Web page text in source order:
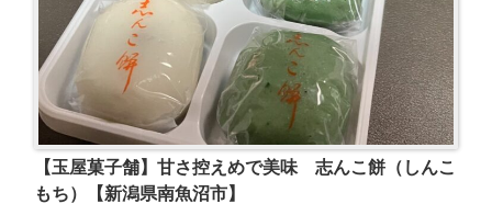
【玉屋菓子舗】甘さ控えめで美味 志んこ餅（しんこ
もち）【新潟県南魚沼市】